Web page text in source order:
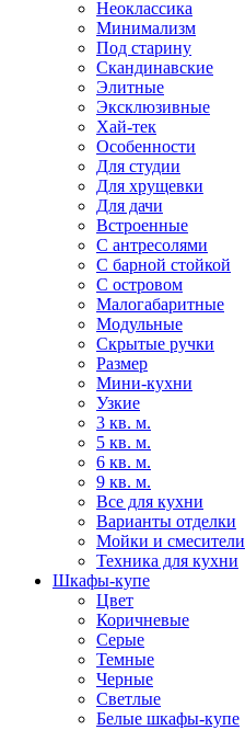
Неоклассика
Минимализм
Под старину
Скандинавские
Элитные
Эксклюзивные
Хай-тек
Особенности
Для студии
Для хрущевки
Для дачи
Встроенные
С антресолями
С барной стойкой
С островом
Малогабаритные
Модульные
Скрытые ручки
Размер
Мини-кухни
Узкие
3 кв. м.
5 кв. м.
6 кв. м.
9 кв. м.
Все для кухни
Варианты отделки
Мойки и смесители
Техника для кухни
Шкафы-купе
Цвет
Коричневые
Серые
Темные
Черные
Светлые
Белые шкафы-купе